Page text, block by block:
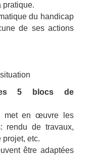
pratique.
du handicap
de ses actions
des 5 blocs de
met en œuvre les
rendu de travaux,
projet, etc.
être adaptées